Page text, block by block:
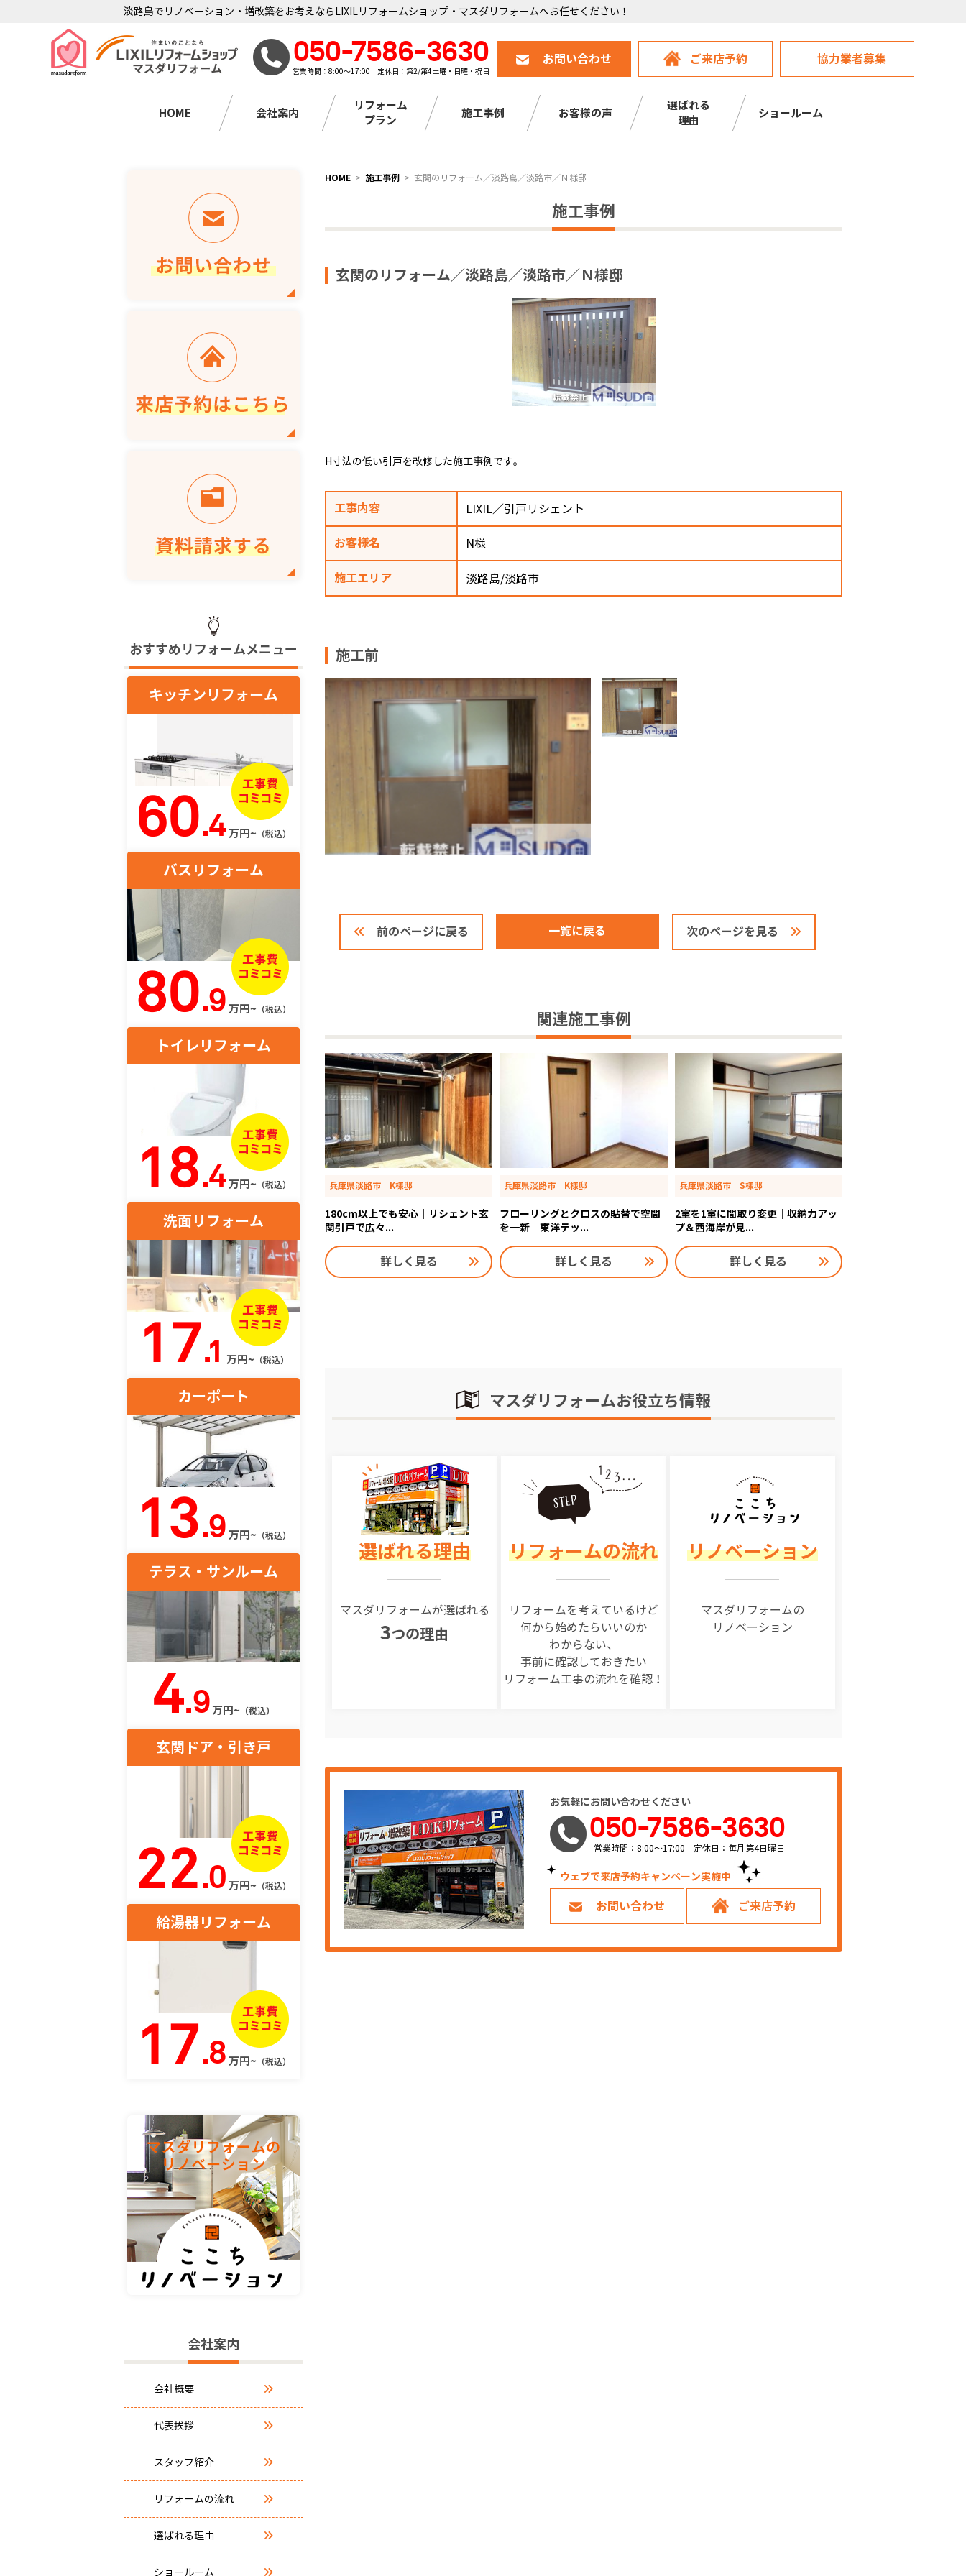
淡路島でリノベーション・増改築をお考えならLIXILリフォームショップ・マスダリフォームへお任せください！
050-7586-3630
営業時間：8:00～17:00 定休日：第2/第4土曜・日曜・祝日
お問い合わせ ご来店予約 協力業者募集
HOME 会社案内
リフォーム
プラン
施工事例 お客様の声
選ばれる
理由
ショールーム
HOME 施工事例 玄関のリフォーム／淡路島／淡路市／Ｎ様邸
施工事例
玄関のリフォーム／淡路島／淡路市／Ｎ様邸
H寸法の低い引戸を改修した施工事例です。
工事内容 LIXIL／引戸リシェント
お客様名 N様
施工エリア 淡路島/淡路市
施工前
前のページに戻る 一覧に戻る 次のページを見る
関連施工事例
兵庫県淡路市 K様邸
180cm以上でも安心｜リシェント玄
関引戸で広々...
詳しく見る
兵庫県淡路市 K様邸
フローリングとクロスの貼替で空間
を一新｜東洋テッ...
詳しく見る
兵庫県淡路市 S様邸
2室を1室に間取り変更｜収納力アッ
プ＆西海岸が見...
詳しく見る
マスダリフォームお役立ち情報
選ばれる理由
マスダリフォームが選ばれる
3つの理由
リフォームの流れ
リフォームを考えているけど
何から始めたらいいのか
わからない、
事前に確認しておきたい
リフォーム工事の流れを確認！
リノベーション
マスダリフォームの
リノベーション
お気軽にお問い合わせください
050-7586-3630
営業時間：8:00～17:00 定休日：毎月第4日曜日
ウェブで来店予約キャンペーン実施中！
お問い合わせ ご来店予約
おすすめリフォームメニュー
キッチンリフォーム
60.4万円~ （税込）
バスリフォーム
80.9 万円~ （税込）
トイレリフォーム
18.4万円~ （税込）
洗面リフォーム
17.1 万円~ （税込）
カーポート
13.9 万円~ （税込）
テラス・サンルーム
4.9万円~ （税込）
玄関ドア・引き戸
22.0 万円~ （税込）
給湯器リフォーム
17.8 万円~ （税込）
会社案内
会社概要
代表挨拶
スタッフ紹介
リフォームの流れ
選ばれる理由
ショールーム